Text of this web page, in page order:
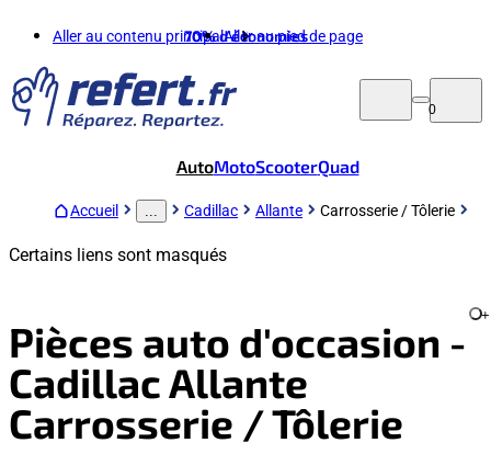
Aller au contenu principalAller au pied de page
70%d'économies
0
AutoMotoScooterQuad
Accueil Cadillac Allante Carrosserie / Tôlerie
Certains liens sont masqués
Pièces auto d'occasion -
Cadillac Allante
Carrosserie / Tôlerie
+